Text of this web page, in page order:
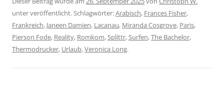
unter veröffentlicht. Schlagwörter:Arabisch, Frances Fisher,
Frankreich, Janeen Damien, Lacanau, Miranda Cosgrove, Paris,
Pierson Fode, Reality, Romkom, Splittr, Surfen,The Bachelor,
Thermodrucker, Urlaub,Veronica Long.